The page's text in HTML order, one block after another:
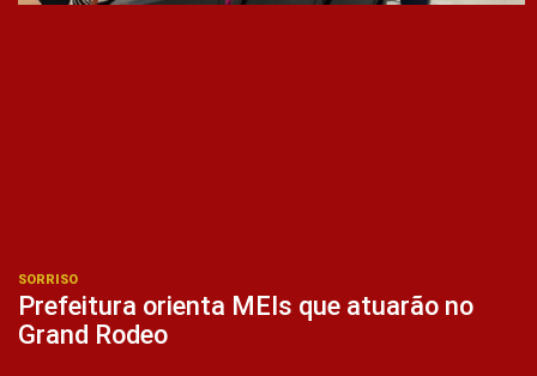
SORRISO
Prefeitura orienta MEIs que atuarão no
Grand Rodeo